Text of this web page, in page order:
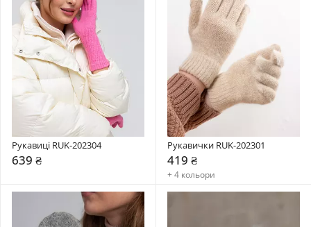
Рукавиці RUK-202304
639 ₴
Рукавички RUK-202301
419 ₴
+ 4 кольори